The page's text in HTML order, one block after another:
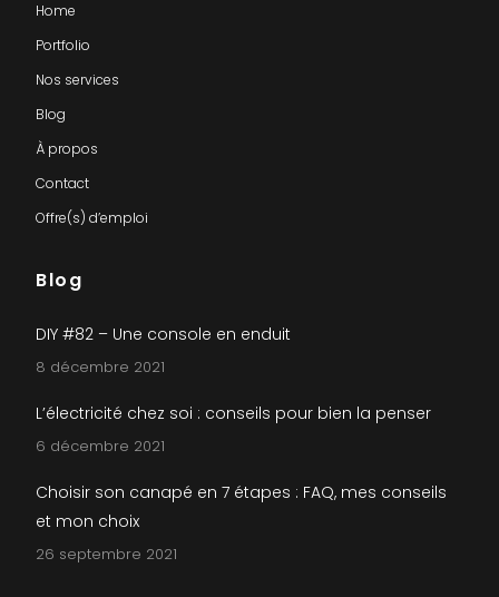
Home
Portfolio
Nos services
Blog
À propos
Contact
Offre(s) d’emploi
Blog
DIY #82 – Une console en enduit
8 décembre 2021
L’électricité chez soi : conseils pour bien la penser
6 décembre 2021
Choisir son canapé en 7 étapes : FAQ, mes conseils
et mon choix
26 septembre 2021